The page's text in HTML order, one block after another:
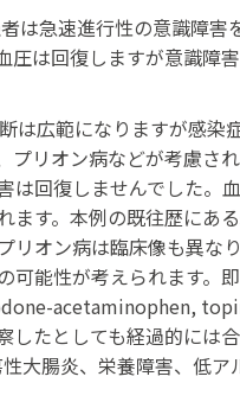
は急速進行性の意識障
は回復しますが意識障害
は広範になりますが感
プリオン病などが考慮
回復しませんでした。
ます。本例の既往歴に
リオン病は臨床像も異
可能性が考えられます
acetaminophen,
したとしても経過的に
大腸炎、栄養障害、低